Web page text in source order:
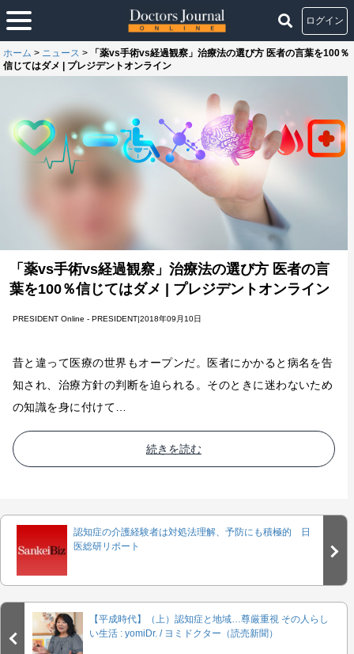
ログイン
ホーム > ニュース >
「薬vs手術vs経過観察」治療法の選び方 医者の言葉を100％
信じてはダメ | プレジデントオンライン
「薬vs手術vs経過観察」治療法の選び方 医者の言
葉を100％信じてはダメ | プレジデントオンライン
PRESIDENT Online - PRESIDENT|2018年09月10日
昔と違って医療の世界もオープンだ。医者にかかると病名を告
知され、治療方針の判断を迫られる。そのときに迷わないため
の知識を身に付けて…
続きを読む
認知症の介護経験者は対処法理解、予防にも積極的 日
医総研リポート
【平成時代】（上）認知症と地域…尊厳重視 その人らし
い生活 : yomiDr. / ヨミドクター（読売新聞）